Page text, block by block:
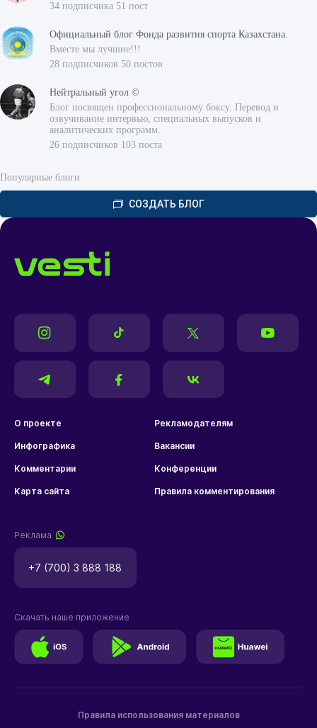
34 подписчика 51 пост
Официальный блог Фонда развития спорта Казахстана.
Вместе мы лучшие!!!
28 подписчиков 50 постов
Нейтральный угол ©
Блог посвящен профессиональному боксу. Перевод и
озвучивание интервью, специальных выпусков и
аналитических программ.
26 подписчиков 103 поста
Популярные блоги
СОЗДАТЬ БЛОГ
О проекте Рекламодателям
Инфографика Вакансии
Комментарии Конференции
Карта сайта Правила комментирования
Реклама
+7 (700) 3 888 188
Правила использования материалов
Скачать наше приложение